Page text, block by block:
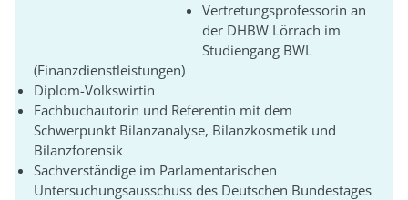
Vertretungsprofessorin an
der DHBW Lörrach im
Studiengang BWL
(Finanzdienstleistungen)
Diplom-Volkswirtin
Fachbuchautorin und Referentin mit dem
Schwerpunkt Bilanzanalyse, Bilanzkosmetik und
Bilanzforensik
Sachverständige im Parlamentarischen
Untersuchungsausschuss des Deutschen Bundestages